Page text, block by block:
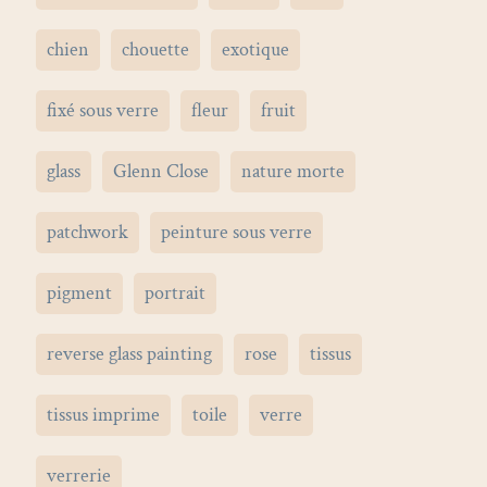
chien chouette exotique
fixé sous verre fleur fruit
glass Glenn Close nature morte
patchwork peinture sous verre
pigment portrait
reverse glass painting rose tissus
tissus imprime toile verre
verrerie